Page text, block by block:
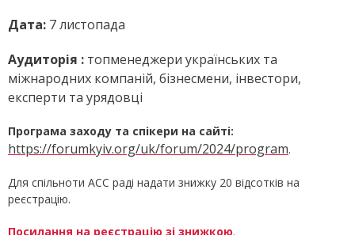
Дата: 7 листопада
Аудиторія : топменеджери українських та
міжнародних компаній, бізнесмени, інвестори,
експерти та урядовці
Програма заходу та спікери на сайті:
https://forumkyiv.org/uk/forum/2024/program.
Для спільноти ACC раді надати знижку 20 відсотків на
реєстрацію.
Посилання на реєстрацію зі знижкою.